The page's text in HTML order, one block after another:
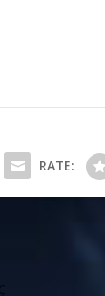
RATE: